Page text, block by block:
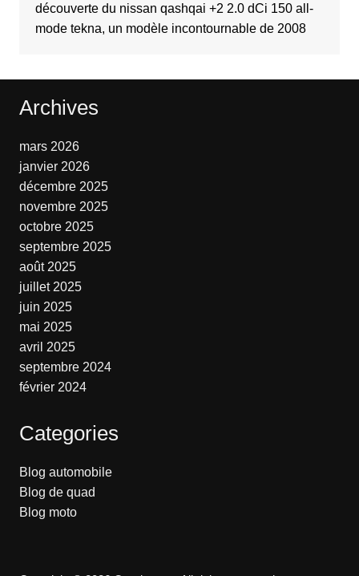
découverte du nissan qashqai +2 2.0 dCi 150 all-
mode tekna, un modèle incontournable de 2008
Archives
mars 2026
janvier 2026
décembre 2025
novembre 2025
octobre 2025
septembre 2025
août 2025
juillet 2025
juin 2025
mai 2025
avril 2025
septembre 2024
février 2024
Categories
Blog automobile
Blog de quad
Blog moto